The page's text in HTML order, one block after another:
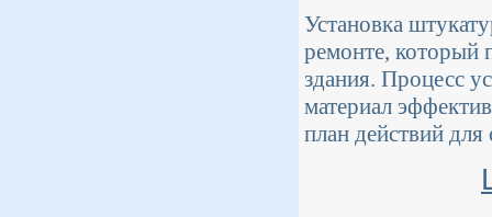
Установка
ремонте, который
здания. Процесс
материал
план действий для